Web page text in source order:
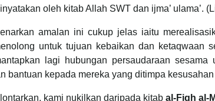
oleh kitab Allah SWT dan ijma’ ulama’.
amalan ini cukup jelas iaitu
untuk tujuan kebaikan dan ketaqwaan
lagi hubungan persaudaraan sesama
bantuan kepada mereka yang ditimpa
kami nukilkan daripada kitab al-Fiqh al-